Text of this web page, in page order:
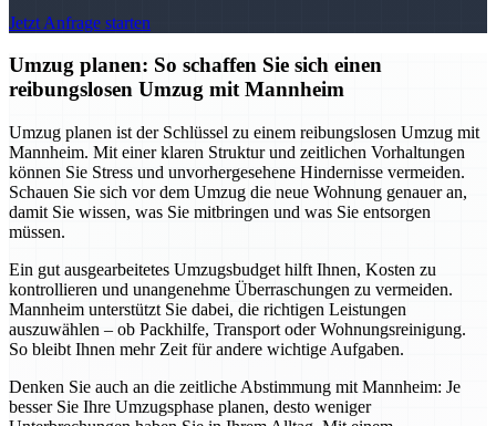
Jetzt Anfrage starten
Umzug planen: So schaffen Sie sich einen
reibungslosen Umzug mit Mannheim
Umzug planen ist der Schlüssel zu einem reibungslosen Umzug mit
Mannheim. Mit einer klaren Struktur und zeitlichen Vorhaltungen
können Sie Stress und unvorhergesehene Hindernisse vermeiden.
Schauen Sie sich vor dem Umzug die neue Wohnung genauer an,
damit Sie wissen, was Sie mitbringen und was Sie entsorgen
müssen.
Ein gut ausgearbeitetes Umzugsbudget hilft Ihnen, Kosten zu
kontrollieren und unangenehme Überraschungen zu vermeiden.
Mannheim unterstützt Sie dabei, die richtigen Leistungen
auszuwählen – ob Packhilfe, Transport oder Wohnungsreinigung.
So bleibt Ihnen mehr Zeit für andere wichtige Aufgaben.
Denken Sie auch an die zeitliche Abstimmung mit Mannheim: Je
besser Sie Ihre Umzugsphase planen, desto weniger